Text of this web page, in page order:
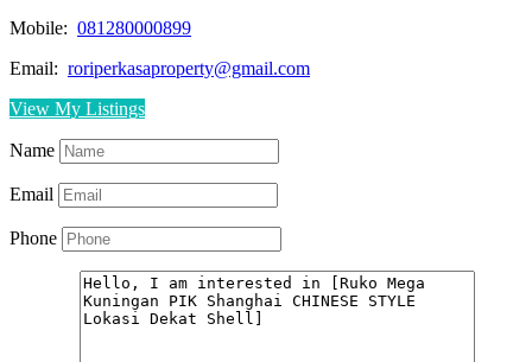
Mobile: 081280000899
Email: roriperkasaproperty@gmail.com
View My Listings
Name
Email
Phone